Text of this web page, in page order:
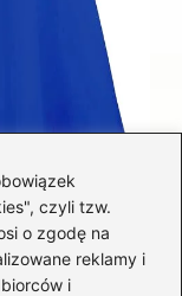
czyli tzw.
o zgodę na
reklamy i
i
z